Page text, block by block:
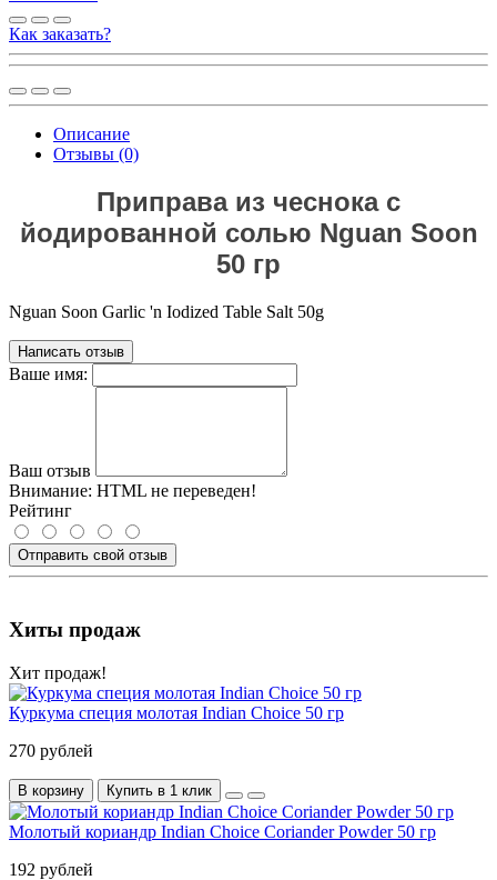
Как заказать?
Описание
Отзывы (0)
Приправа из чеснока с
йодированной солью Nguan Soon
50 гр
Nguan Soon Garlic 'n Iodized Table Salt 50g
Написать отзыв
Ваше имя:
Ваш отзыв
Внимание: HTML не переведен!
Рейтинг
Отправить свой отзыв
Хиты продаж
Хит продаж!
Куркума специя молотая Indian Choice 50 гр
270 рублей
В корзину Купить в 1 клик
Молотый кориандр Indian Choice Coriander Powder 50 гр
192 рублей